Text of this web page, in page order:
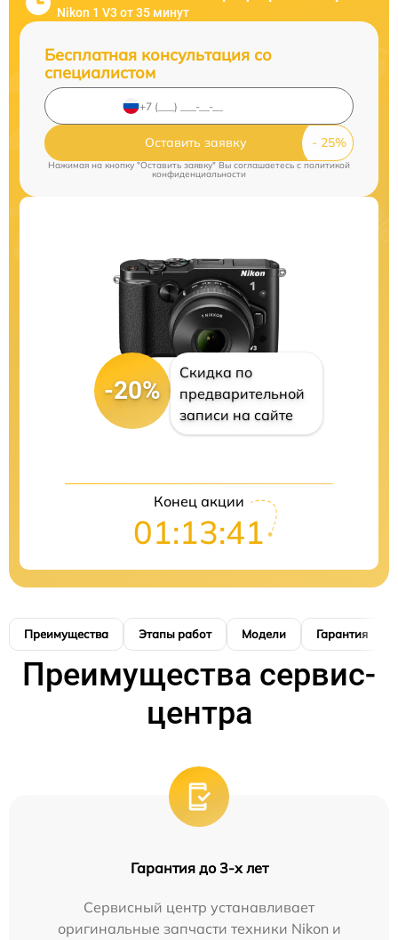
Nikon 1 V3 от 35 минут
Бесплатная консультация со
специалистом
Оставить заявку
Нажимая на кнопку "Оставить заявку" Вы соглашаетесь cполитикой
конфиденциальности
-20%
Скидка по
предварительной
записи на сайте
Конец акции
01:13:40
Преимущества Этапы работ Модели Гарантия
Преимущества сервис-
центра
Гарантия до 3-х лет
Сервисный центр устанавливает
оригинальные запчасти техники Nikon и